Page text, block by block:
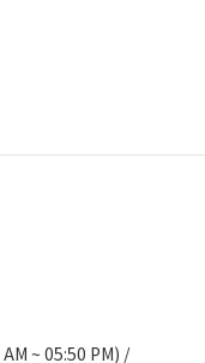
~ 05:50 PM) /